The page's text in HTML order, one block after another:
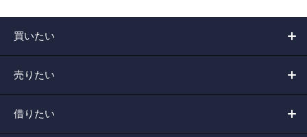
買いたい
売りたい
借りたい